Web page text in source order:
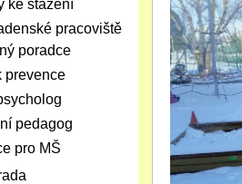
ke stažení
pracoviště
poradce
prevence
pedagog
pro MŠ